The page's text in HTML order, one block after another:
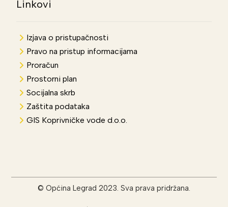
Linkovi
Izjava o pristupačnosti
Pravo na pristup informacijama
Proračun
Prostorni plan
Socijalna skrb
Zaštita podataka
GIS Koprivničke vode d.o.o.
© Općina Legrad 2023. Sva prava pridržana.